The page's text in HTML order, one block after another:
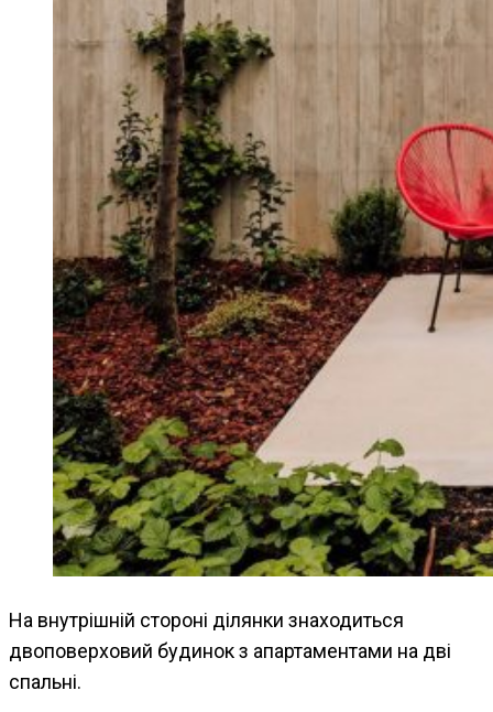
На внутрішній стороні ділянки знаходиться
двоповерховий будинок з апартаментами на дві
спальні.